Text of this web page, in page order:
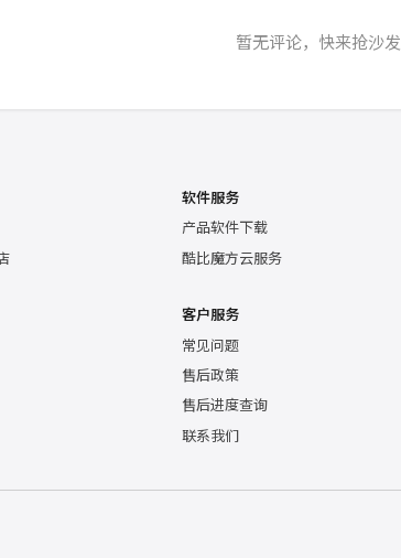
暂无评论，快来抢沙发
软件服务
产品软件下载
酷比魔方云服务
客户服务
常见问题
售后政策
售后进度查询
联系我们